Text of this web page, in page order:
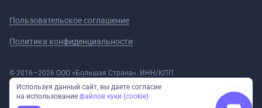
Пользовательское соглашение
Политика конфиденциальности
© 2016—2026 ООО «Большая Страна». ИНН/КПП
5908078160/590801001 ОГРН 1185958020533
Номер в реестре Роскомнадзора № 59-18-006319 (Приказ № 321 от
11.10.2018)
Используя данный сайт, вы даете согласие
на использование файлов куки (cookie)